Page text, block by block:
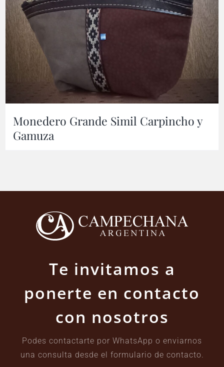
Monedero Grande Simil Carpincho y
Gamuza
Te invitamos a
ponerte en contacto
con nosotros
Podes contactarte por WhatsApp o enviarnos
una consulta desde el formulario de contacto.